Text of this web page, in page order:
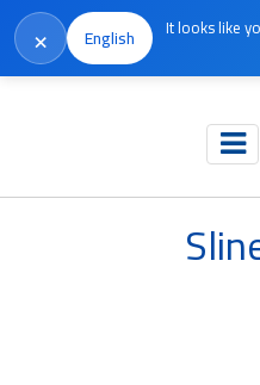
It looks like
English
×